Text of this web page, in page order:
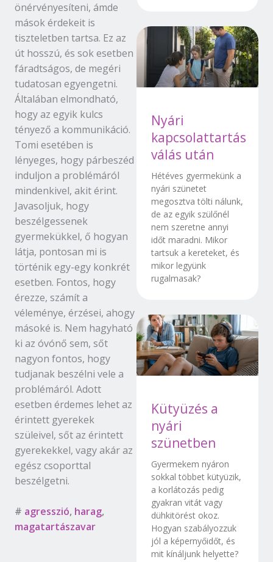
önérvényesíteni, ámde
mások érdekeit is
tiszteletben tartsa. Ez az
út hosszú, és sok esetben
fáradtságos, de megéri
tudatosan egyengetni.
Általában elmondható,
hogy az egyik kulcs
tényező a kommunikáció.
Tomi esetében is
lényeges, hogy párbeszéd
induljon a problémáról
mindenkivel, akit érint.
Javasoljuk, hogy
beszélgessenek
gyermekükkel, ő hogyan
látja, pontosan mi is
történik egy-egy konkrét
esetben. Fontos, hogy
érezze, számít a
véleménye, érzései, ahogy
másoké is. Nem hagyható
ki az óvónő sem, sőt
nagyon fontos, hogy
tudjanak beszélni vele a
problémáról. Adott
esetben érdemes lehet az
érintett gyerekek
szüleivel, sőt az érintett
gyerekekkel, vagy akár az
egész csoporttal
beszélgetni.
# agresszió, harag,
magatartászavar
Nyári
kapcsolattartás
válás után
Hétéves gyermekünk a
nyári szünetet
megosztva tölti nálunk,
de az egyik szülőnél
nem szeretne annyi
időt maradni. Mikor
tartsuk a kereteket, és
mikor legyünk
rugalmasak?
Kütyüzés a
nyári
szünetben
Gyermekem nyáron
sokkal többet kütyüzik,
a korlátozás pedig
gyakran vitát vagy
dühkitörést okoz.
Hogyan szabályozzuk
jól a képernyőidőt, és
mit kínáljunk helyette?